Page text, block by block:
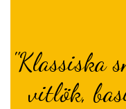
"Klassiska
vitlök,